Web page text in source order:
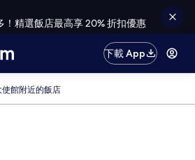
！精選飯店最高享 20% 折扣優惠
下載 App
館附近的飯店